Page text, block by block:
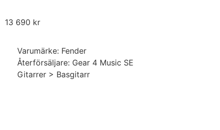
13 690 kr
Varumärke: Fender
Återförsäljare: Gear 4 Music SE
Gitarrer > Basgitarr